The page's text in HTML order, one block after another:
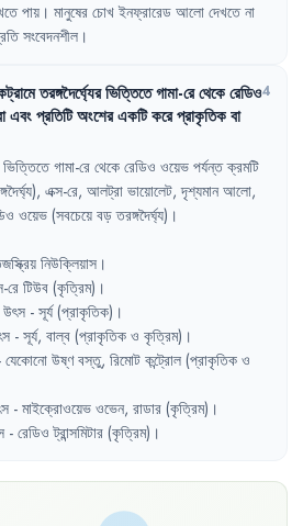
পায় । মানুষের চোখ ইনফ্রারেড আলো দেখতে না
সংবেদনশীল ।
তরঙ্গদৈর্ঘ্যেরভিত্তিতেগামা-রেথেকেরেডিও
এবংপ্রতিটিঅংশেরএকটিকরেপ্রাকৃতিকবা
4
ভিত্তিতে গামা-রে থেকে রেডিও ওয়েভ পর্যন্ত ক্রমটি
, এক্স-রে, আলট্রা ভায়োলেট, দৃশ্যমান আলো,
ওয়েভ (সবচেয়ে বড় তরঙ্গদৈর্ঘ্য) ।
নিউক্লিয়াস ।
রে টিউব (কৃত্রিম) ।
উৎস - সূর্য (প্রাকৃতিক) ।
- সূর্য, বাল্ব (প্রাকৃতিক ও কৃত্রিম) ।
যেকোনো উষ্ণ বস্তু, রিমোট কন্ট্রোল (প্রাকৃতিক ও
- মাইক্রোওয়েভ ওভেন, রাডার (কৃত্রিম) ।
- রেডিও ট্রান্সমিটার (কৃত্রিম) ।